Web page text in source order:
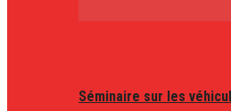
Séminaire sur les